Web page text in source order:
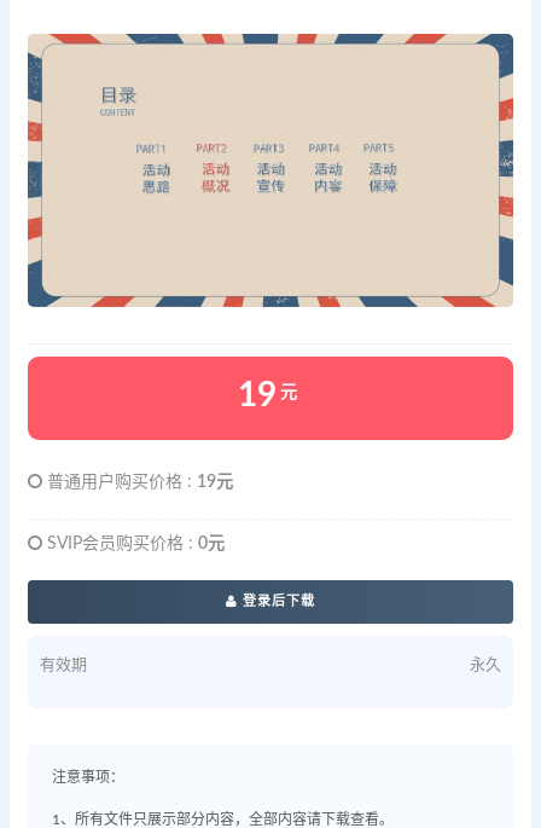
19 元
普通用户购买价格 : 19元
SVIP会员购买价格 : 0元
登录后下载
有效期 永久
注意事项：
1、所有文件只展示部分内容，全部内容请下载查看。